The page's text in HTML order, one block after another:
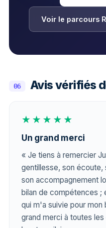
Voir le parcours
06 Avis vérifiés
★★★★★
Un grand merci
« Je tiens à remercier
gentillesse, son
son accompagnement
bilan de compétences ;
qui m'a suivie pour mon
grand merci à toutes